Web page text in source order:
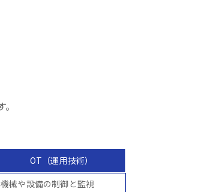
OT（運用技術）
機械や設備の制御と監視